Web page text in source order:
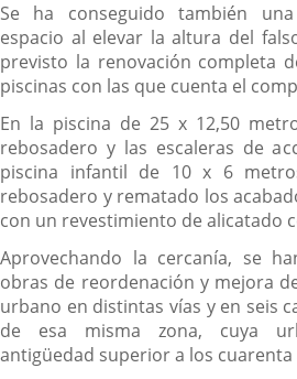
Se ha conseguido también
espacio al elevar la altura del
previsto la renovación completa
piscinas con las que cuenta el
En la piscina de 25 x 12,50
rebosadero y las escaleras de
piscina infantil de 10 x 6
rebosadero y rematado los
con un revestimiento de alicatado
Aprovechando la cercanía, se
obras de reordenación y mejora
urbano en distintas vías y en seis
de esa misma zona, cuya
antigüedad superior a los cuarenta